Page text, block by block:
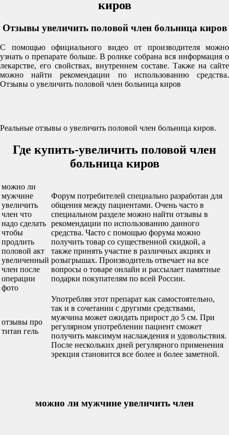
киров
Отзывы увеличить половой член больница киров
С помощью официального видео от производителя можно
узнать о препарате больше. В ролике собрана вся информация о
лекарстве, его свойствах, внутреннем составе. Также на сайте
можно найти рекомендации по использованию средства.
Отзывы о увеличить половой член больница киров
Реальные отзывы о увеличить половой член больница киров.
Где купить-увеличить половой член
больница киров
можно ли
мужчине
увеличить
член что
надо сделать
чтобы
продлить
половой акт
увеличенный
член после
операции
фото
Форум потребителей специально разработан для
общения между пациентами. Очень часто в
специальном разделе можно найти отзывы в
рекомендации по использованию данного
средства. Часто с помощью форума можно
получить товар со существенной скидкой, а
также принять участие в различных акциях и
розыгрышах. Производитель отвечает на все
вопросы о товаре онлайн и рассылает памятные
подарки покупателям по всей России.
отзывы про
титан гель
Употребляя этот препарат как самостоятельно,
так и в сочетании с другими средствами,
мужчина может ожидать прирост до 5 см. При
регулярном употреблении пациент сможет
получить максимум наслаждения и удовольствия.
После нескольких дней регулярного применения
эрекция становится все более и более заметной.
можно ли мужчине увеличить член